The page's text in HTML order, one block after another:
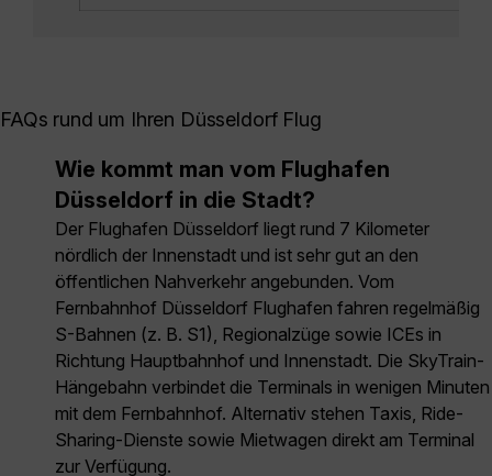
FAQs rund um Ihren Düsseldorf Flug
Wie kommt man vom Flughafen
Düsseldorf in die Stadt?
Der Flughafen Düsseldorf liegt rund 7 Kilometer
nördlich der Innenstadt und ist sehr gut an den
öffentlichen Nahverkehr angebunden. Vom
Fernbahnhof Düsseldorf Flughafen fahren regelmäßig
S-Bahnen (z. B. S1), Regionalzüge sowie ICEs in
Richtung Hauptbahnhof und Innenstadt. Die SkyTrain-
Hängebahn verbindet die Terminals in wenigen Minuten
mit dem Fernbahnhof. Alternativ stehen Taxis, Ride-
Sharing-Dienste sowie Mietwagen direkt am Terminal
zur Verfügung.